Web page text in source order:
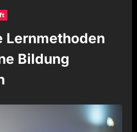
Lernmethoden
Bildung